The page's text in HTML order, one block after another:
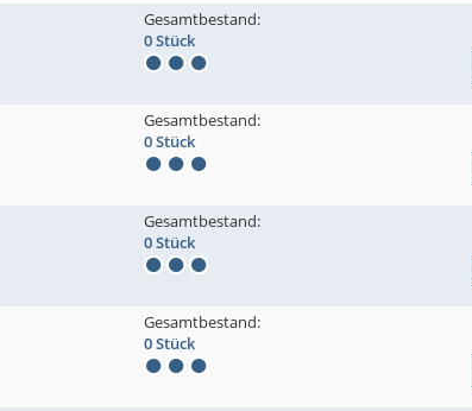
Gesamtbestand:
0 Stück
Gesamtbestand:
0 Stück
Gesamtbestand:
0 Stück
Gesamtbestand:
0 Stück